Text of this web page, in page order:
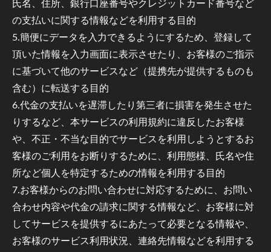
氏名、住所、銀行口座番号やクレジットカード番号など
の支払いに関する情報などを利用する目的
5.簡便にデータを入力できるようにするため、登録して
頂いた情報を入力画面に表示させたり、お客様のご指示
に基づいて他のサービスなど（提携先が提供するものも
含む）に転送する目的
6.代金の支払いを遅滞したり第三者に損害を発生させた
りするなど、本サービスの利用規約に違反したお客様
や、不正・不当な目的でサービスを利用しようとするお
客様のご利用をお断りするために、利用態様、氏名や住
所など個人を特定するための情報を利用する目的
7.お客様からのお問い合わせに対応するために、お問い
合わせ内容や代金の請求に関する情報など、お客様に対
してサービスを提供するにあたって必要となる情報や、
お客様のサービス利用状況、連絡先情報などを利用する